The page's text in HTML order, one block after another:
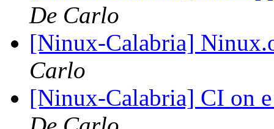
De Carlo
[Ninux-Calabria]
Carlo
[Ninux-Calabria] CI on